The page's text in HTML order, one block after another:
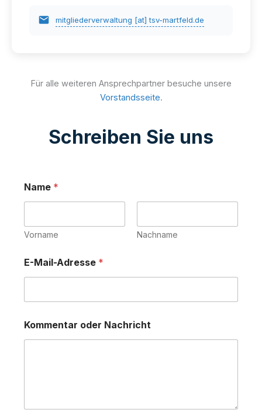
mitgliederverwaltung [at] tsv-martfeld.de
Für alle weiteren Ansprechpartner besuche unsere
Vorstandsseite.
Schreiben Sie uns
Name *
Vorname Nachname
E-Mail-Adresse *
d
e
Kommentar oder Nachricht